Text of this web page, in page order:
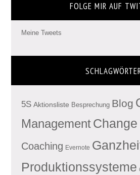
FOLGE MIR AUF
Meine Tweets
5S Aktionsliste Besprechung Blog
Management
Coaching Evernote
Produktionssysteme